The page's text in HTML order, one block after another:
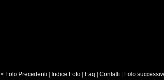
< Foto Precedenti Indice Foto| Faq Contatti Foto